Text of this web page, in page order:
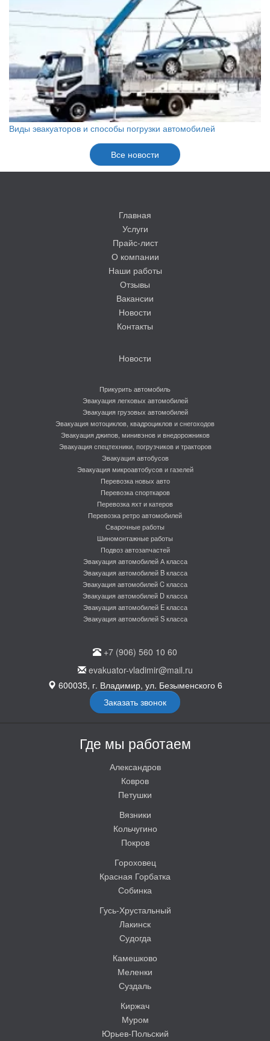
Виды эвакуаторов и способы погрузки автомобилей
Все новости
Главная
Услуги
Прайс-лист
О компании
Наши работы
Отзывы
Вакансии
Новости
Контакты
Новости
Прикурить автомобиль
Эвакуация легковых автомобилей
Эвакуация грузовых автомобилей
Эвакуация мотоциклов, квадроциклов и снегоходов
Эвакуация джипов, минивэнов и внедорожников
Эвакуация спецтехники, погрузчиков и тракторов
Эвакуация автобусов
Эвакуация микроавтобусов и газелей
Перевозка новых авто
Перевозка спорткаров
Перевозка яхт и катеров
Перевозка ретро автомобилей
Сварочные работы
Шиномонтажные работы
Подвоз автозапчастей
Эвакуация автомобилей А класса
Эвакуация автомобилей B класса
Эвакуация автомобилей C класса
Эвакуация автомобилей D класса
Эвакуация автомобилей E класса
Эвакуация автомобилей S класса
+7 (906) 560 10 60
evakuator-vladimir@mail.ru
600035, г. Владимир, ул. Безыменского 6
Заказать звонок
Где мы работаем
Александров
Ковров
Петушки
Вязники
Кольчугино
Покров
Гороховец
Красная Горбатка
Собинка
Гусь-Хрустальный
Лакинск
Судогда
Камешково
Меленки
Суздаль
Киржач
Муром
Юрьев-Польский